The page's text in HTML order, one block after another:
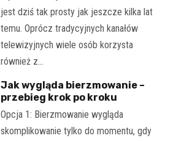
jest dziś tak prosty jak jeszcze kilka lat
temu. Oprócz tradycyjnych kanałów
telewizyjnych wiele osób korzysta
również z…
Jak wygląda bierzmowanie –
przebieg krok po kroku
Opcja 1: Bierzmowanie wygląda
skomplikowanie tylko do momentu, gdy